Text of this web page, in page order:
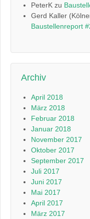
PeterK zu
Gerd Kaller
Baustellenreport
Archiv
April 2018
März 2018
Februar 2018
Januar 2018
November 2017
Oktober 2017
September 2017
Juli 2017
Juni 2017
Mai 2017
April 2017
März 2017